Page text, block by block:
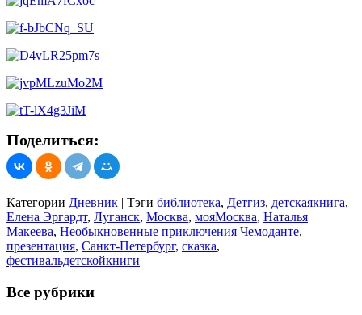
Поделиться:
Категории Дневник | Тэги библиотека, Детгиз, детскаякнига,
Елена Эргардт, Луганск, Москва, мояМосква, Наталья
Макеева, Необыкновенные приключения Чемоданте,
презентация, Санкт-Петербург, сказка,
фестивальдетскойкниги
Все рубрики